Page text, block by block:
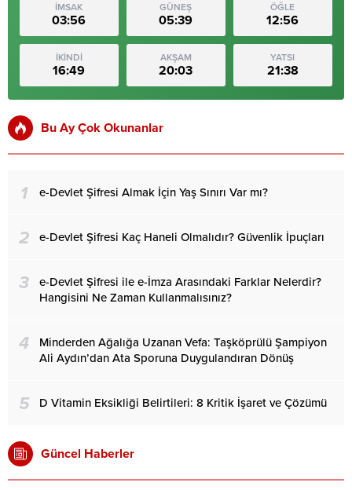
İMSAK
03:56
GÜNEŞ
05:39
ÖĞLE
12:56
İKİNDİ
16:49
AKŞAM
20:03
YATSI
21:38
Bu Ay Çok Okunanlar
1 e-Devlet Şifresi Almak İçin Yaş Sınırı Var mı?
2 e-Devlet Şifresi Kaç Haneli Olmalıdır? Güvenlik İpuçları
3
e-Devlet Şifresi ile e-İmza Arasındaki Farklar Nelerdir?
Hangisini Ne Zaman Kullanmalısınız?
4
Minderden Ağalığa Uzanan Vefa: Taşköprülü Şampiyon
Ali Aydın’dan Ata Sporuna Duygulandıran Dönüş
5 D Vitamin Eksikliği Belirtileri: 8 Kritik İşaret ve Çözümü
Güncel Haberler